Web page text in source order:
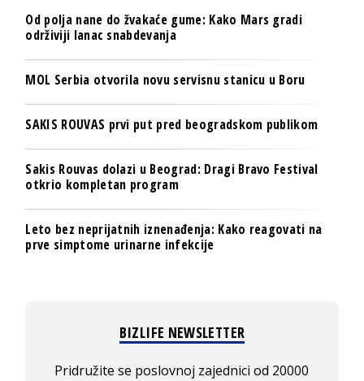
Od polja nane do žvakaće gume: Kako Mars gradi
održiviji lanac snabdevanja
MOL Serbia otvorila novu servisnu stanicu u Boru
SAKIS ROUVAS prvi put pred beogradskom publikom
Sakis Rouvas dolazi u Beograd: Dragi Bravo Festival
otkrio kompletan program
Leto bez neprijatnih iznenađenja: Kako reagovati na
prve simptome urinarne infekcije
BIZLIFE NEWSLETTER
Pridružite se poslovnoj zajednici od 20000